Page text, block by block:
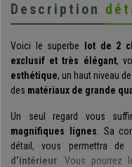
Description
Voici le superbe lot de 2
exclusif et très élégant,
esthétique, un haut niveau
des matériaux de grande
Un seul regard vous
magnifiques lignes. Sa
détail, vous permettra de
d’intérieur. Vous pourrez